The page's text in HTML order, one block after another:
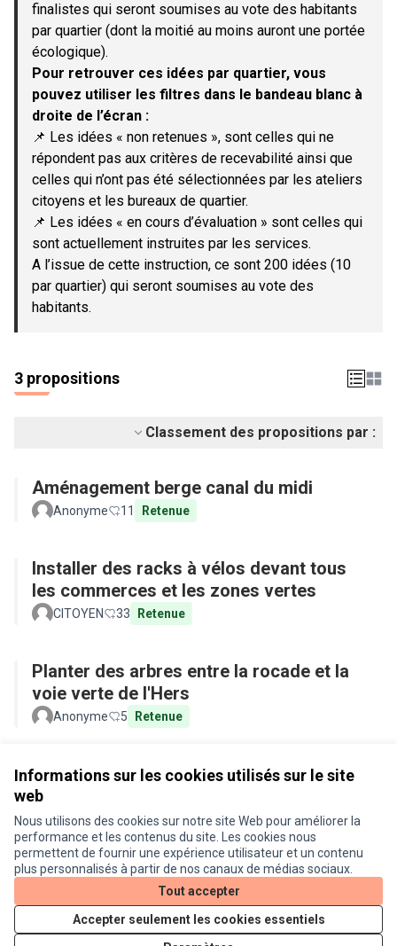
Informations sur les cookies utilisés sur le site
web
Nous utilisons des cookies sur notre site Web pour améliorer la
performance et les contenus du site. Les cookies nous
permettent de fournir une expérience utilisateur et un contenu
plus personnalisés à partir de nos canaux de médias sociaux.
Tout accepter
Accepter seulement les cookies essentiels
finalistes qui seront soumises au vote des habitants
par quartier (dont la moitié au moins auront une portée
écologique).
Pour retrouver ces idées par quartier, vous
pouvez utiliser les filtres dans le bandeau blanc à
droite de l’écran :
📌 Les idées « non retenues », sont celles qui ne
répondent pas aux critères de recevabilité ainsi que
celles qui n’ont pas été sélectionnées par les ateliers
citoyens et les bureaux de quartier.
📌 Les idées « en cours d’évaluation » sont celles qui
sont actuellement instruites par les services.
A l’issue de cette instruction, ce sont 200 idées (10
par quartier) qui seront soumises au vote des
habitants.
3 propositions
Classement des propositions par :
Aménagement berge canal du midi
Anonyme 11 Retenue
Installer des racks à vélos devant tous
les commerces et les zones vertes
CITOYEN 33 Retenue
Planter des arbres entre la rocade et la
voie verte de l'Hers
Anonyme 5 Retenue
Conditions d'utilisation
Paramètres des cookies
Je participe ! sur X
(Lien externe)
Je participe ! sur Facebook
Je participe ! sur Instagram
Licence
(Lien